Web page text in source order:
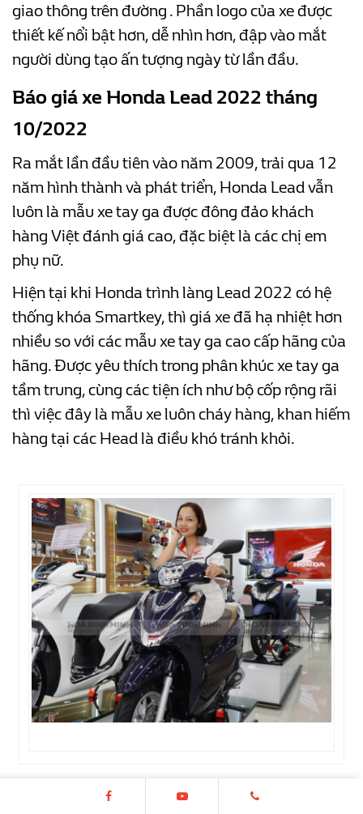
giao thông trên đường . Phần logo của xe được
thiết kế nổi bật hơn, dễ nhìn hơn, đập vào mắt
người dùng tạo ấn tượng ngày từ lần đầu.
Báo giá xe Honda Lead 2022 tháng
10/2022
Ra mắt lần đầu tiên vào năm 2009, trải qua 12
năm hình thành và phát triển, Honda Lead vẫn
luôn là mẫu xe tay ga được đông đảo khách
hàng Việt đánh giá cao, đặc biệt là các chị em
phụ nữ.
Hiện tại khi Honda trình làng Lead 2022 có hệ
thống khóa Smartkey, thì giá xe đã hạ nhiệt hơn
nhiều so với các mẫu xe tay ga cao cấp hãng của
hãng. Được yêu thích trong phân khúc xe tay ga
tầm trung, cùng các tiện ích như bộ cốp rộng rãi
thì việc đây là mẫu xe luôn cháy hàng, khan hiếm
hàng tại các Head là điều khó tránh khỏi.